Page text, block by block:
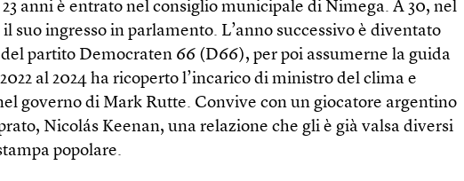
anni è entrato nel consiglio municipale di Nimega. A 30, nel
il suo ingresso in parlamento. L’anno successivo è diventato
partito Democraten 66 (D66), per poi assumerne la guida
al 2024 ha ricoperto l’incarico di ministro del clima e
governo di Mark Rutte. Convive con un giocatore argentino
Nicolás Keenan, una relazione che gli è già valsa diversi
popolare.